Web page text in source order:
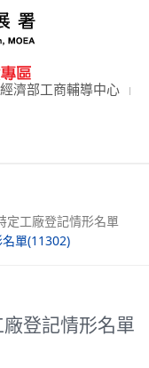
經濟部工商輔導中心
定工廠登記情形名單
單(11302)
登記情形名單